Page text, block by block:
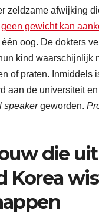
zeldzame afwijking
geen gewicht kan
oog. De dokters
kind waarschijnlijk
of praten. Inmiddels
aan de universiteit en
speakergeworden.
die uit
Korea